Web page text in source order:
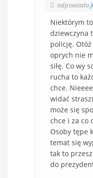
odpowiada
Niektórym
dziewczyna
policję.
oprych nie
siłę. Co wy
rucha to
chce.
widać
może się
chce i za co
Osoby tępe
temat się
tak to
do